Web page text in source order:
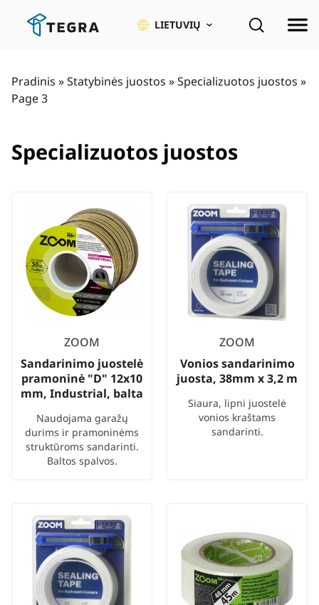
LIETUVIŲ
Pradinis »Statybinės juostos »Specializuotos juostos »
Page 3
Specializuotos juostos
ZOOM
Sandarinimo juostelė
pramoninė "D" 12x10
mm, Industrial, balta
Naudojama garažų
durims ir pramoninėms
struktūroms sandarinti.
Baltos spalvos.
ZOOM
Vonios sandarinimo
juosta, 38mm x 3,2 m
Siaura, lipni juostelė
vonios kraštams
sandarinti.